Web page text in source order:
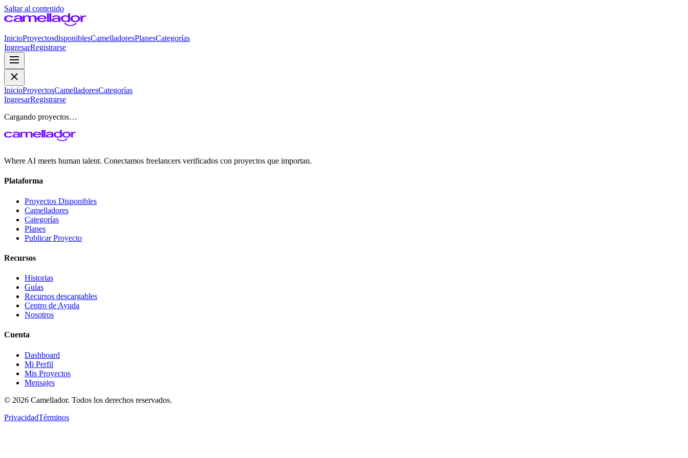
Saltar al contenido
InicioProyectosdisponiblesCamelladoresPlanesCategorías
IngresarRegistrarse
InicioProyectosCamelladoresCategorías
IngresarRegistrarse
Cargando proyectos…
Where AI meets human talent. Conectamos freelancers verificados con proyectos que importan.
Plataforma
Proyectos Disponibles
Camelladores
Categorías
Planes
Publicar Proyecto
Recursos
Historias
Guías
Recursos descargables
Centro de Ayuda
Nosotros
Cuenta
Dashboard
Mi Perfil
Mis Proyectos
Mensajes
© 2026 Camellador. Todos los derechos reservados.
PrivacidadTérminos